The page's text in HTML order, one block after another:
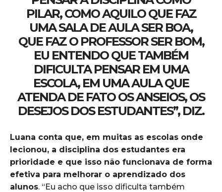
PILAR, COMO AQUILO QUE FAZ
UMA SALA DE AULA SER BOA,
QUE FAZ O PROFESSOR SER BOM,
EU ENTENDO QUE TAMBÉM
DIFICULTA PENSAR EM UMA
ESCOLA, EM UMA AULA QUE
ATENDA DE FATO OS ANSEIOS, OS
DESEJOS DOS ESTUDANTES”, DIZ.
Luana conta que, em muitas as escolas onde
lecionou, a disciplina dos estudantes era
prioridade e que isso não funcionava de forma
efetiva para melhorar o aprendizado dos
alunos. “Eu acho que isso dificulta também